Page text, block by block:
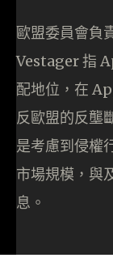
歐盟委員會負
Vestager 指
配地位，在
反歐盟的反壟
是考慮到侵權
市場規模，與
息。